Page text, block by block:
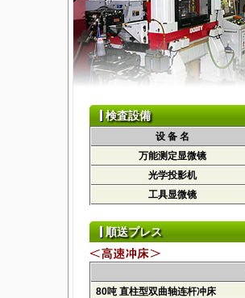
検査設備
设 备 名
万能测定显微镜
光学投影机
工具显微镜
順送プレス
80吨 直柱型双曲轴连杆冲床